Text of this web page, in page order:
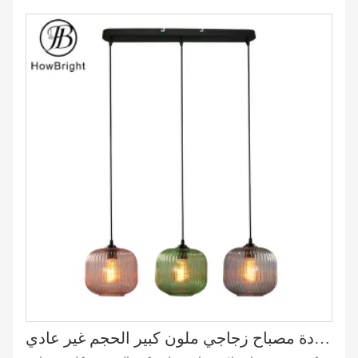
الحجم: 30*400 ملم
اللون: أسود + ذهبي/أسود + أزرق
السائق: م
طول الكابل: 1 م
ضوء قلادة مصباح زجاجي ملون كبير الحجم غير عادي